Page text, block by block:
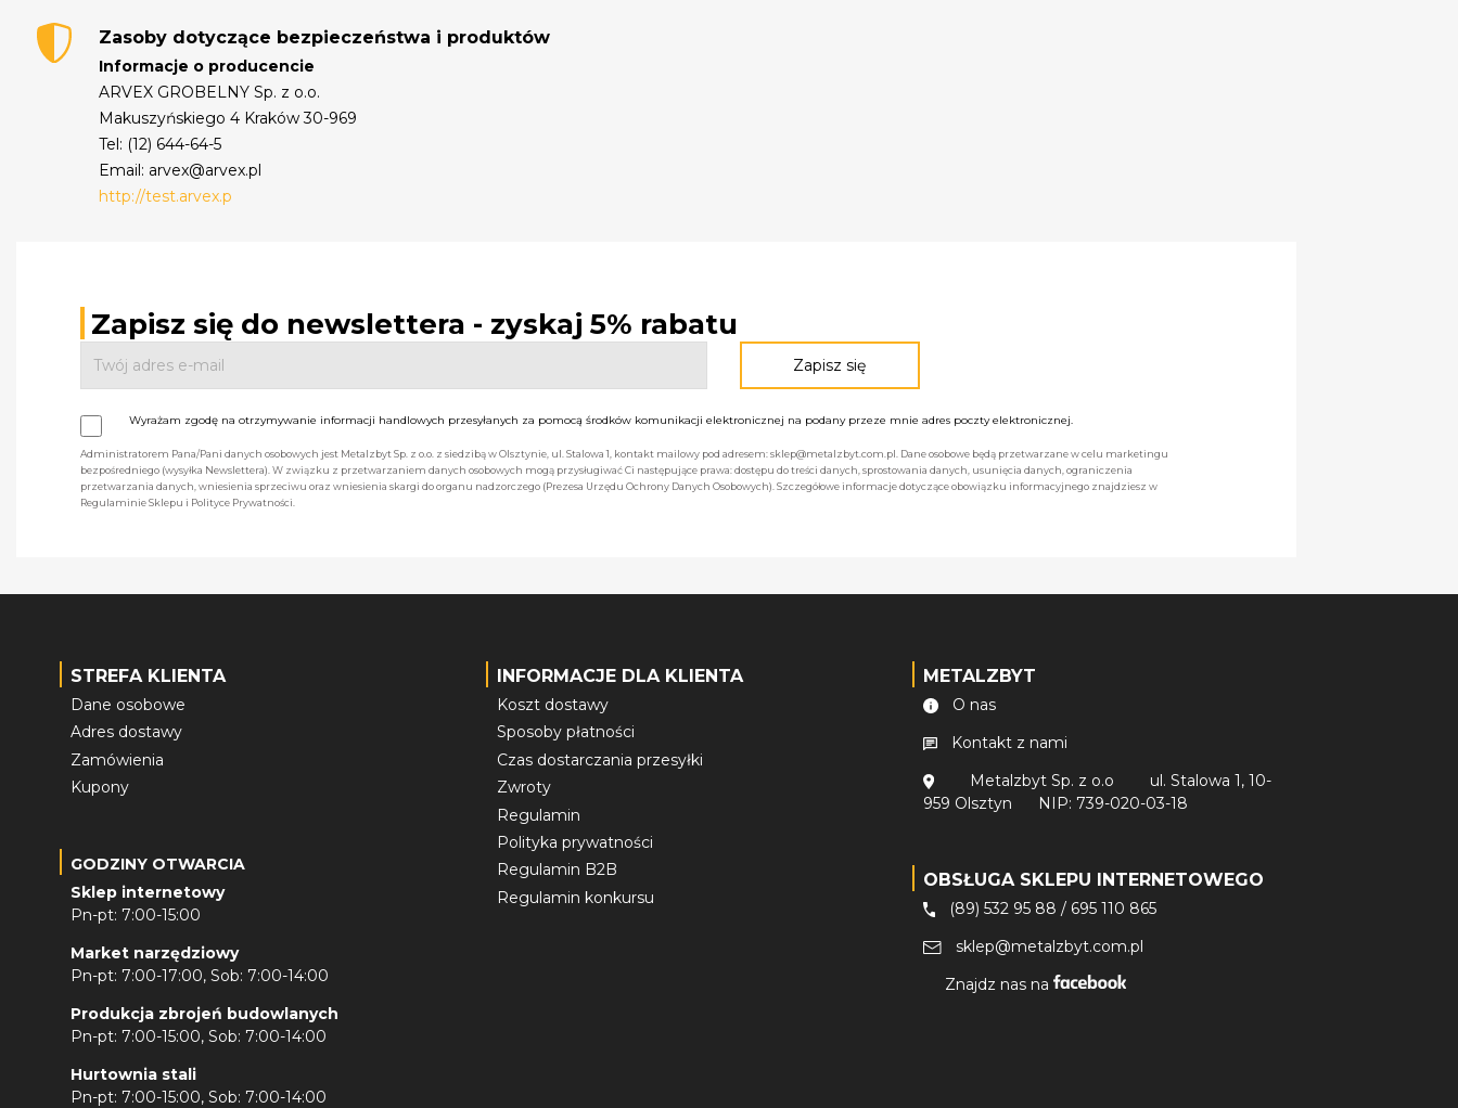
Zasoby dotyczące bezpieczeństwa i produktów
Informacje o producencie
ARVEX GROBELNY Sp. z o.o.
Makuszyńskiego 4 Kraków 30-969
Tel: (12) 644-64-5
Email: arvex@arvex.pl
http://test.arvex.p
Zapisz się do newslettera - zyskaj 5% rabatu
Wyrażam zgodę na otrzymywanie informacji handlowych przesyłanych za pomocą środków komunikacji elektronicznej na podany przeze mnie adres poczty elektronicznej.
Administratorem Pana/Pani danych osobowych jest Metalzbyt Sp. z o.o. z siedzibą w Olsztynie, ul. Stalowa 1, kontakt mailowy pod adresem: sklep@metalzbyt.com.pl. Dane osobowe będą przetwarzane w celu marketingu
bezpośredniego (wysyłka Newslettera). W związku z przetwarzaniem danych osobowych mogą przysługiwać Ci następujące prawa: dostępu do treści danych, sprostowania danych, usunięcia danych, ograniczenia
przetwarzania danych, wniesienia sprzeciwu oraz wniesienia skargi do organu nadzorczego (Prezesa Urzędu Ochrony Danych Osobowych). Szczegółowe informacje dotyczące obowiązku informacyjnego znajdziesz w
Regulaminie Sklepu i Polityce Prywatności.
STREFA KLIENTA
Dane osobowe
Adres dostawy
Zamówienia
Kupony
GODZINY OTWARCIA
Sklep internetowy
Pn-pt: 7:00-15:00
Market narzędziowy
Pn-pt: 7:00-17:00, Sob: 7:00-14:00
Produkcja zbrojeń budowlanych
Pn-pt: 7:00-15:00, Sob: 7:00-14:00
Hurtownia stali
Pn-pt: 7:00-15:00, Sob: 7:00-14:00
INFORMACJE DLA KLIENTA
Koszt dostawy
Sposoby płatności
Czas dostarczania przesyłki
Zwroty
Regulamin
Polityka prywatności
Regulamin B2B
Regulamin konkursu
METALZBYT
O nas
Kontakt z nami
Metalzbyt Sp. z o.o
ul. Stalowa 1, 10-
959 Olsztyn
NIP: 739-020-03-18
OBSŁUGA SKLEPU INTERNETOWEGO
(89) 532 95 88 / 695 110 865
sklep@metalzbyt.com.pl
Znajdz nas na